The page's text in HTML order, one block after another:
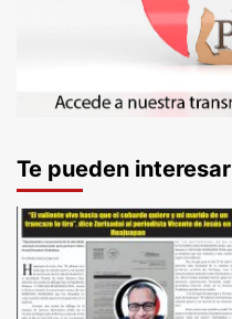
Te pueden interesar